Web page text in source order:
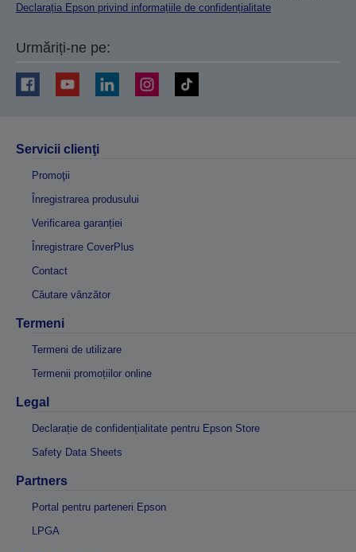
Declarația Epson privind informațiile de confidențialitate
Urmăriți-ne pe:
Servicii clienţi
Promoţii
Înregistrarea produsului
Verificarea garanției
Înregistrare CoverPlus
Contact
Căutare vânzător
Termeni
Termeni de utilizare
Termenii promoțiilor online
Legal
Declarație de confidențialitate pentru Epson Store
Safety Data Sheets
Partners
Portal pentru parteneri Epson
LPGA